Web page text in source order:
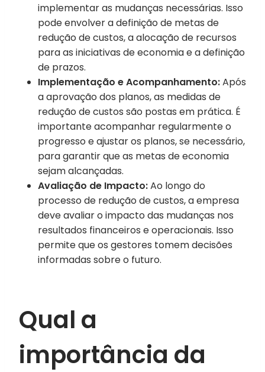
implementar as mudanças necessárias. Isso
pode envolver a definição de metas de
redução de custos, a alocação de recursos
para as iniciativas de economia e a definição
de prazos.
Implementação e Acompanhamento:Após
a aprovação dos planos, as medidas de
redução de custos são postas em prática. É
importante acompanhar regularmente o
progresso e ajustar os planos, se necessário,
para garantir que as metas de economia
sejam alcançadas.
Avaliação de Impacto:Ao longo do
processo de redução de custos, a empresa
deve avaliar o impacto das mudanças nos
resultados financeiros e operacionais. Isso
permite que os gestores tomem decisões
informadas sobre o futuro.
Qual a
importância da